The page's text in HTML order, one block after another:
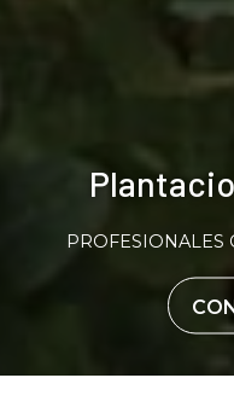
PROFESIONALES